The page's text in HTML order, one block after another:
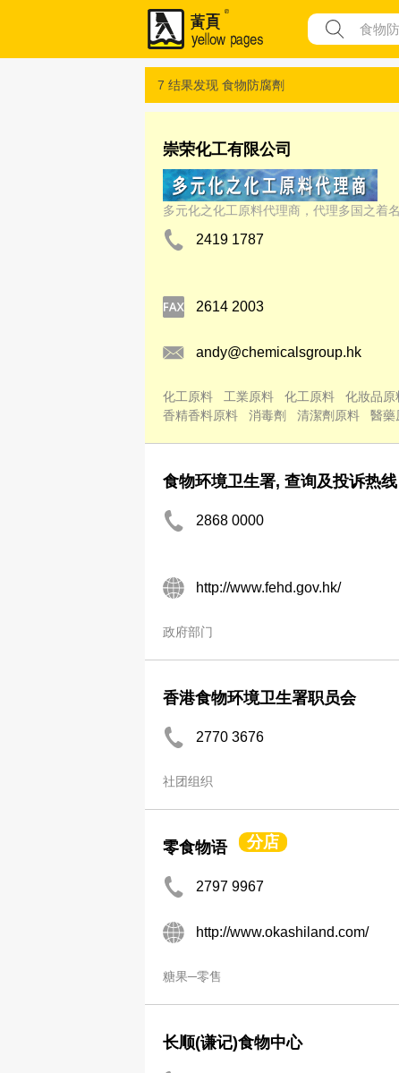
7 结果发现 食物防腐劑
崇荣化工有限公司
多元化之化工原料代理商，代理多国之着
2419 1787
2614 2003
andy@chemicalsgroup.hk
化工原料 工業原料 化工原料 化妝品原
香精香料原料
消毒劑 清潔劑原料 醫藥
食物环境卫生署, 查询及投诉热线
2868 0000
http://www.fehd.gov.hk/
政府部门
香港食物环境卫生署职员会
2770 3676
社团组织
零食物语 分店
2797 9967
http://www.okashiland.com/
糖果─零售
长顺(谦记)食物中心